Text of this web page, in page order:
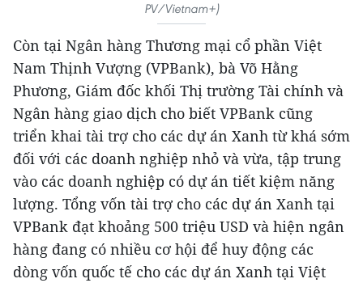
PV/Vietnam+)
Còn tại Ngân hàng Thương mại cổ phần Việt
Nam Thịnh Vượng (VPBank), bà Võ Hằng
Phương, Giám đốc khối Thị trường Tài chính và
Ngân hàng giao dịch cho biết VPBank cũng
triển khai tài trợ cho các dự án Xanh từ khá sớm
đối với các doanh nghiệp nhỏ và vừa, tập trung
vào các doanh nghiệp có dự án tiết kiệm năng
lượng. Tổng vốn tài trợ cho các dự án Xanh tại
VPBank đạt khoảng 500 triệu USD và hiện ngân
hàng đang có nhiều cơ hội để huy động các
dòng vốn quốc tế cho các dự án Xanh tại Việt